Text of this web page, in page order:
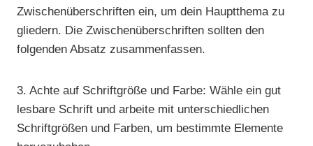
Zwischenüberschriften ein, um dein Hauptthema zu
gliedern. Die Zwischenüberschriften sollten den
folgenden Absatz zusammenfassen.
3. Achte auf Schriftgröße und Farbe: Wähle ein gut
lesbare Schrift und arbeite mit unterschiedlichen
Schriftgrößen und Farben, um bestimmte Elemente